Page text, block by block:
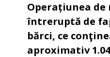
Operațiunea de
întreruptă de
bărci, ce
aproximativ